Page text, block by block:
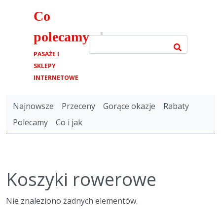
Co
polecamy.pl
PASAŻE I
SKLEPY
INTERNETOWE
Najnowsze Przeceny Gorące okazje
Rabaty
Polecamy
Co i jak
Koszyki rowerowe
Nie znaleziono żadnych elementów.